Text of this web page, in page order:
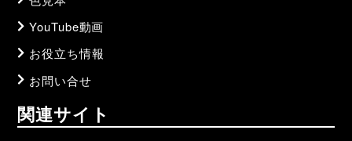
YouTube動画
お役立ち情報
お問い合せ
関連サイト